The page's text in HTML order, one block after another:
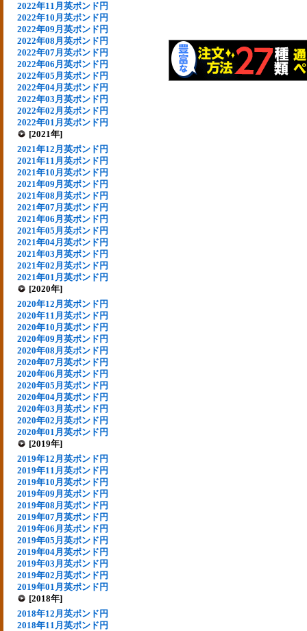
2022年11月英ポンド円
2022年10月英ポンド円
2022年09月英ポンド円
2022年08月英ポンド円
2022年07月英ポンド円
2022年06月英ポンド円
2022年05月英ポンド円
2022年04月英ポンド円
2022年03月英ポンド円
2022年02月英ポンド円
2022年01月英ポンド円
[2021年]
2021年12月英ポンド円
2021年11月英ポンド円
2021年10月英ポンド円
2021年09月英ポンド円
2021年08月英ポンド円
2021年07月英ポンド円
2021年06月英ポンド円
2021年05月英ポンド円
2021年04月英ポンド円
2021年03月英ポンド円
2021年02月英ポンド円
2021年01月英ポンド円
[2020年]
2020年12月英ポンド円
2020年11月英ポンド円
2020年10月英ポンド円
2020年09月英ポンド円
2020年08月英ポンド円
2020年07月英ポンド円
2020年06月英ポンド円
2020年05月英ポンド円
2020年04月英ポンド円
2020年03月英ポンド円
2020年02月英ポンド円
2020年01月英ポンド円
[2019年]
2019年12月英ポンド円
2019年11月英ポンド円
2019年10月英ポンド円
2019年09月英ポンド円
2019年08月英ポンド円
2019年07月英ポンド円
2019年06月英ポンド円
2019年05月英ポンド円
2019年04月英ポンド円
2019年03月英ポンド円
2019年02月英ポンド円
2019年01月英ポンド円
[2018年]
2018年12月英ポンド円
2018年11月英ポンド円